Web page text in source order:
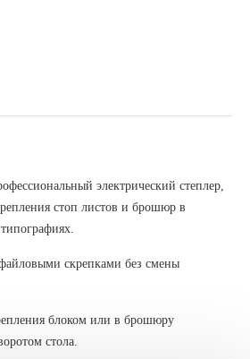
электрический степлер,
стоп листов и брошюр в
скрепками без смены
блоком или в брошюру
стола.